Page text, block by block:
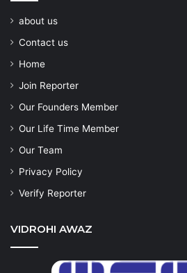
about us
Contact us
Home
Join Reporter
Our Founders Member
Our Life Time Member
Our Team
Privacy Policy
Verify Reporter
VIDROHI AWAZ